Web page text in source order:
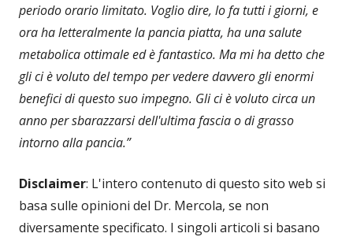
periodo orario limitato. Voglio dire, lo fa tutti i giorni, e
ora ha letteralmente la pancia piatta, ha una salute
metabolica ottimale ed è fantastico. Ma mi ha detto che
gli ci è voluto del tempo per vedere davvero gli enormi
benefici di questo suo impegno. Gli ci è voluto circa un
anno per sbarazzarsi dell'ultima fascia o di grasso
intorno alla pancia.”
Disclaimer: L'intero contenuto di questo sito web si
basa sulle opinioni del Dr. Mercola, se non
diversamente specificato. I singoli articoli si basano